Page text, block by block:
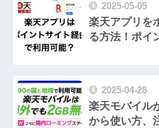
2025-05-05
楽天アプリを
る方法！ポイ
2025-04-28
楽天モバイル
から使い方、